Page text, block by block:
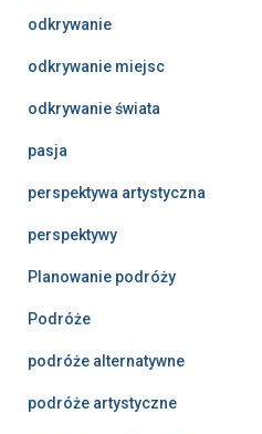
odkrywanie
odkrywanie miejsc
odkrywanie świata
pasja
perspektywa artystyczna
perspektywy
Planowanie podróży
Podróże
podróże alternatywne
podróże artystyczne